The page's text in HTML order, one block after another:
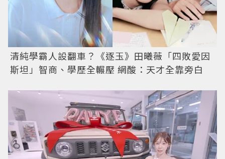
清純學霸人設翻車？《逐玉》田曦薇「四敗愛因
斯坦」智商、學歷全輾壓 網酸：天才全靠旁白